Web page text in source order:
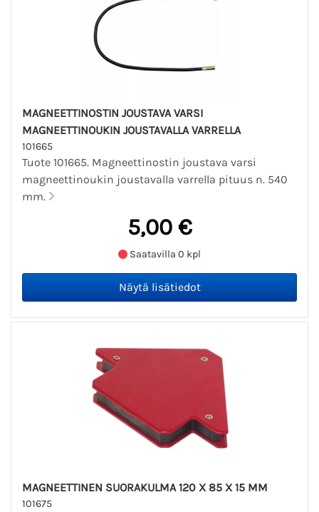
MAGNEETTINOSTIN JOUSTAVA VARSI
MAGNEETTINOUKIN JOUSTAVALLA VARRELLA
101665
Tuote 101665. Magneettinostin joustava varsi
magneettinoukin joustavalla varrella pituus n. 540
mm.
5,00 €
Saatavilla 0 kpl
MAGNEETTINEN SUORAKULMA 120 X 85 X 15 MM
101675